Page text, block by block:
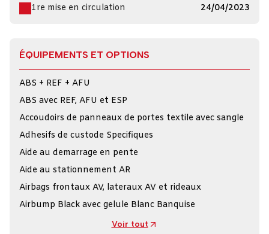
1re mise en circulation
24/04/2023
ÉQUIPEMENTS ET OPTIONS
ABS + REF + AFU
ABS avec REF, AFU et ESP
Accoudoirs de panneaux de portes textile avec sangle
Adhesifs de custode Specifiques
Aide au demarrage en pente
Aide au stationnement AR
Airbags frontaux AV, lateraux AV et rideaux
Airbump Black avec gelule Blanc Banquise
Voir tout